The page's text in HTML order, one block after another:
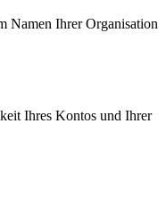
Namen Ihrer Organisation
Ihres Kontos und Ihrer